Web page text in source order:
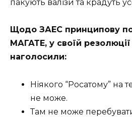
пакують валізи та крадуть
Щодо ЗАЕС принципову
МАГАТЕ, у своїй резолюції
наголосили:
Ніякого “Росатому” на
не може.
Там не може